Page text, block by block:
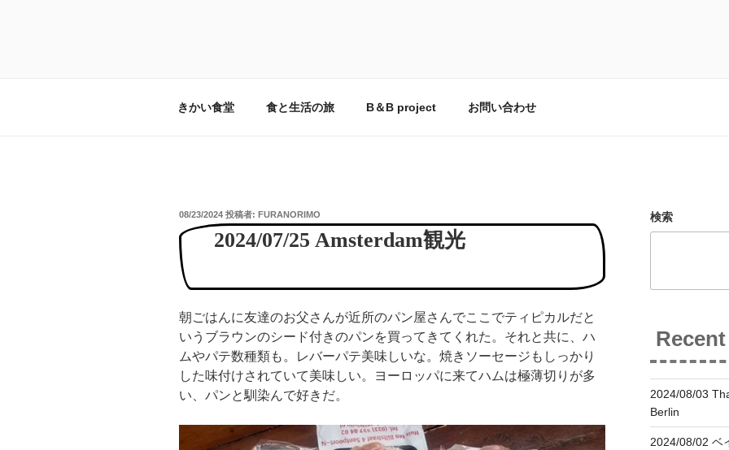
きかい食堂 食と生活の旅 B＆B project お問い合わせ
投
日:
08/23/2024 投稿者: FURANORIMO
2024/07/25 Amsterdam観光
朝ごはんに友達のお父さんが近所のパン屋さんでここでティピカルだと
いうブラウンのシード付きのパンを買ってきてくれた。それと共に、ハ
ムやパテ数種類も。レバーパテ美味しいな。焼きソーセージもしっかり
した味付けされていて美味しい。ヨーロッパに来てハムは極薄切りが多
い、パンと馴染んで好きだ。
検索
2024/08/03
Berlin
2024/08/02 ベ